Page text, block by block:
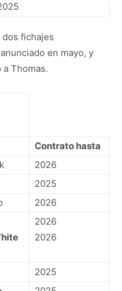
fichajes
en mayo, y
Thomas.
Contrato hasta
2026
2025
2026
2026
2026
2025